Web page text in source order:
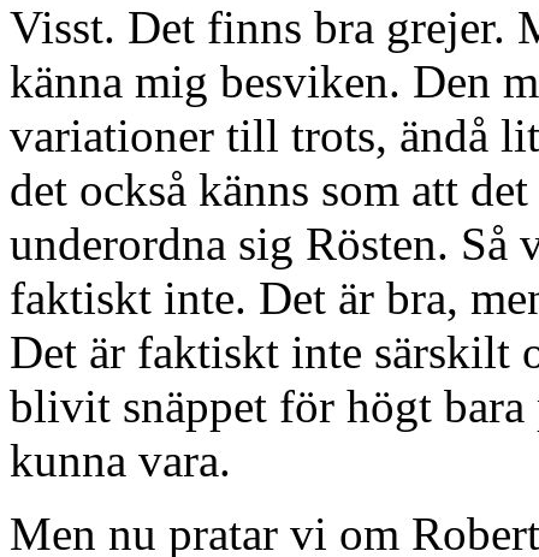
Visst. Det finns bra grejer.
känna mig besviken. Den
variationer till trots, ändå
det också känns som att
underordna sig Rösten. Så
faktiskt inte. Det är bra,
Det är faktiskt inte särskilt
blivit snäppet för högt
kunna vara.
Men nu pratar vi om